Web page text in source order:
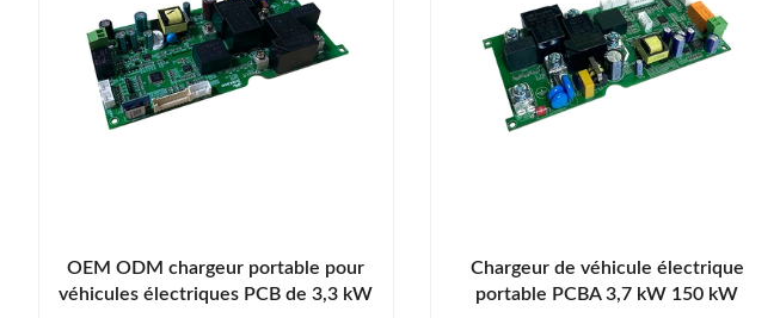
OEM ODM chargeur portable pour
véhicules électriques PCB de 3,3 kW
Chargeur de véhicule électrique
portable PCBA 3,7 kW 150 kW